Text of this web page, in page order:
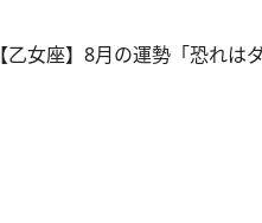
女座】8月の運勢「恐れは